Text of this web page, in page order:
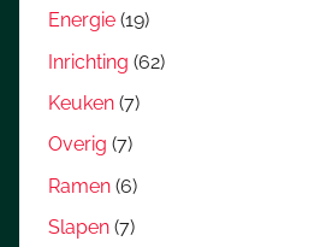
Energie (19)
Inrichting (62)
Keuken (7)
Overig (7)
Ramen (6)
Slapen (7)